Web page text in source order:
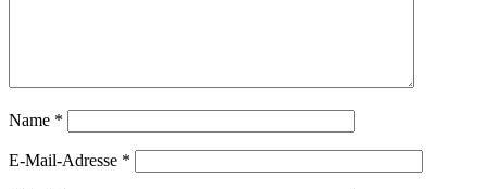
Name *
E-Mail-Adresse *